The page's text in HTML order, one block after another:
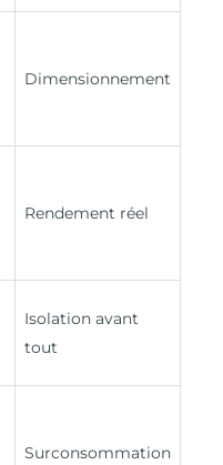
Dimensionnement
Rendement réel
Isolation avant
tout
Surconsommation